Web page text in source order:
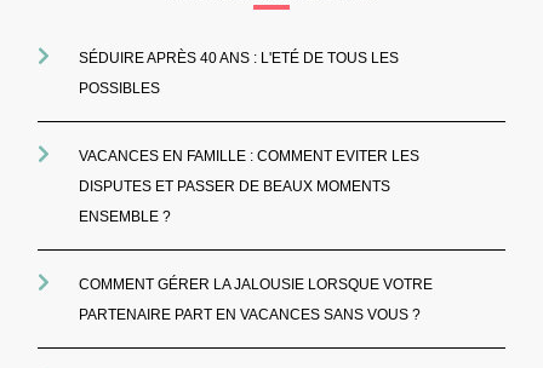
SÉDUIRE APRÈS 40 ANS : L'ETÉ DE TOUS LES
POSSIBLES
VACANCES EN FAMILLE : COMMENT EVITER LES
DISPUTES ET PASSER DE BEAUX MOMENTS
ENSEMBLE ?
COMMENT GÉRER LA JALOUSIE LORSQUE VOTRE
PARTENAIRE PART EN VACANCES SANS VOUS ?